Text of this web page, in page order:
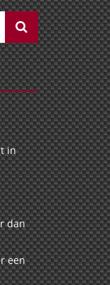
in
dan
een